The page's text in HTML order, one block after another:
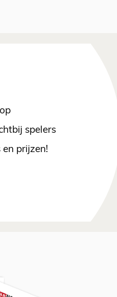
spelers
prijzen!